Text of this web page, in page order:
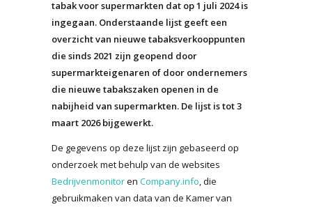
tabak voor supermarkten dat op 1 juli 2024 is
ingegaan. Onderstaande lijst geeft een
overzicht van nieuwe tabaksverkooppunten
die sinds 2021 zijn geopend door
supermarkteigenaren of door ondernemers
die nieuwe tabakszaken openen in de
nabijheid van supermarkten. De lijst is tot 3
maart 2026 bijgewerkt.
De gegevens op deze lijst zijn gebaseerd op
onderzoek met behulp van de websites
Bedrijvenmonitoren Company.info, die
gebruikmaken van data van de Kamer van